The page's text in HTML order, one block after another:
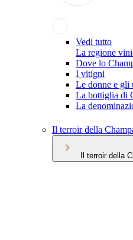
Vedi tutto
La regione
Dove lo
I vitigni
Le donne e gli
La bottiglia di
La
Il terroir della
Il terroir della